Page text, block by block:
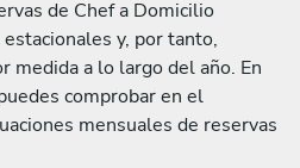
de Chef a Domicilio
y, por tanto,
medida a lo largo del año. En
comprobar en el
mensuales de reservas